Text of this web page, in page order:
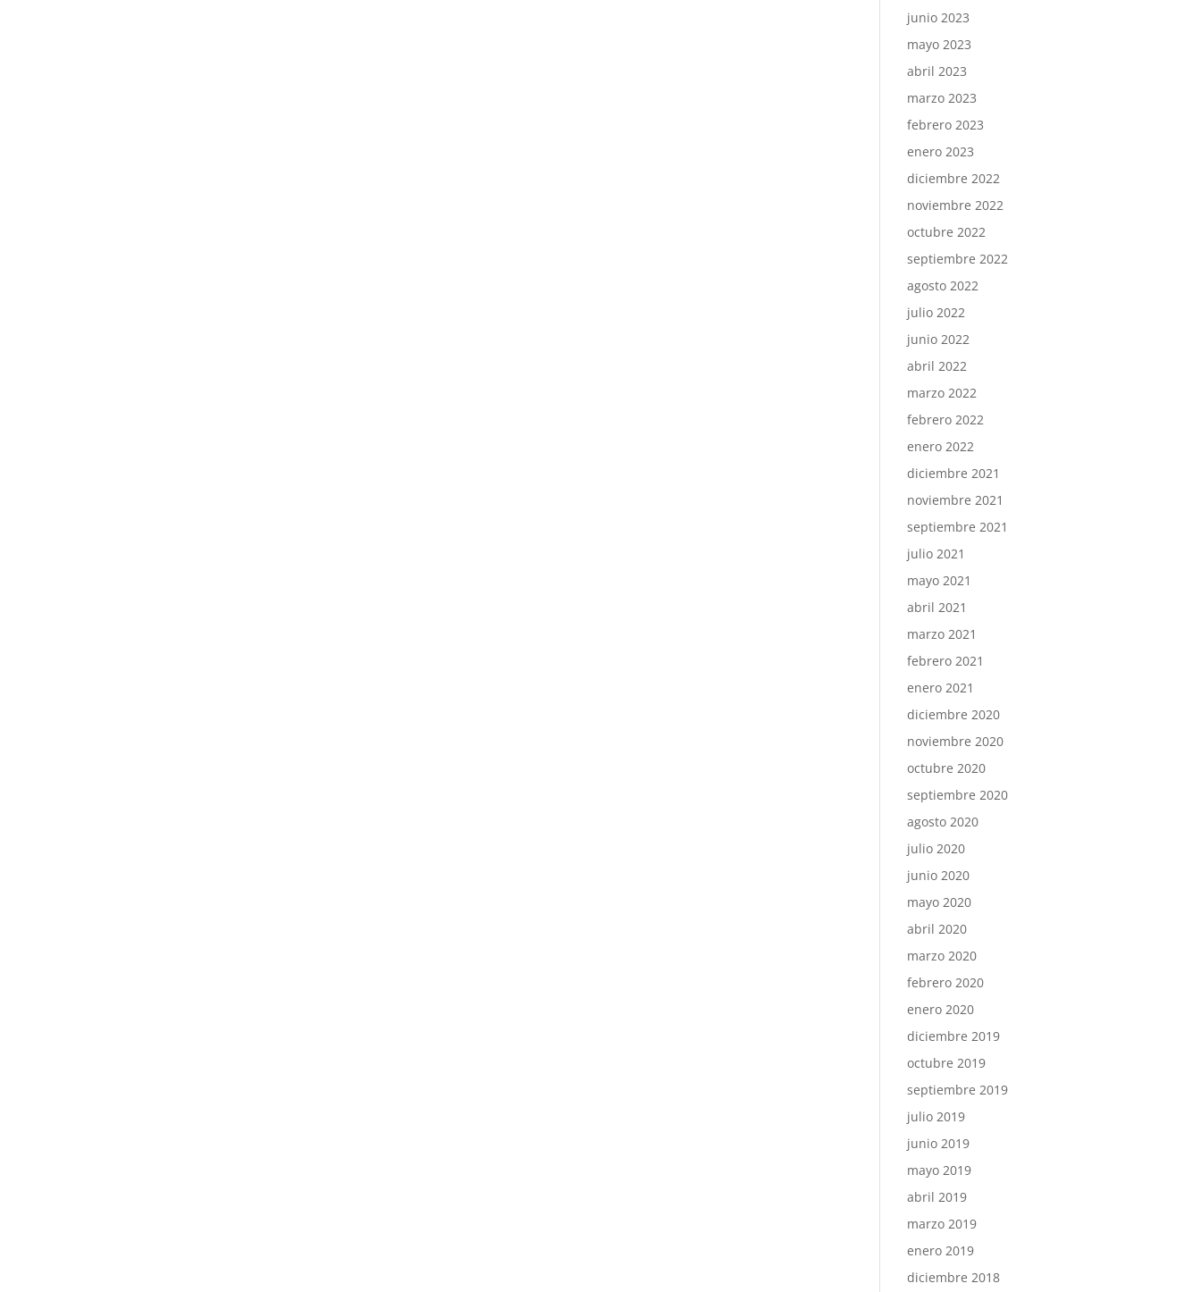
junio 2023
mayo 2023
abril 2023
marzo 2023
febrero 2023
enero 2023
diciembre 2022
noviembre 2022
octubre 2022
septiembre 2022
agosto 2022
julio 2022
junio 2022
abril 2022
marzo 2022
febrero 2022
enero 2022
diciembre 2021
noviembre 2021
septiembre 2021
julio 2021
mayo 2021
abril 2021
marzo 2021
febrero 2021
enero 2021
diciembre 2020
noviembre 2020
octubre 2020
septiembre 2020
agosto 2020
julio 2020
junio 2020
mayo 2020
abril 2020
marzo 2020
febrero 2020
enero 2020
diciembre 2019
octubre 2019
septiembre 2019
julio 2019
junio 2019
mayo 2019
abril 2019
marzo 2019
enero 2019
diciembre 2018